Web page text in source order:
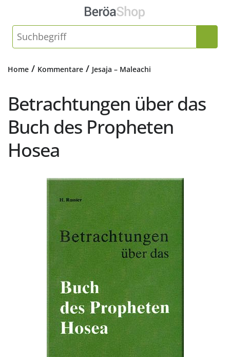
Home / Kommentare / Jesaja – Maleachi
Betrachtungen über das
Buch des Propheten
Hosea